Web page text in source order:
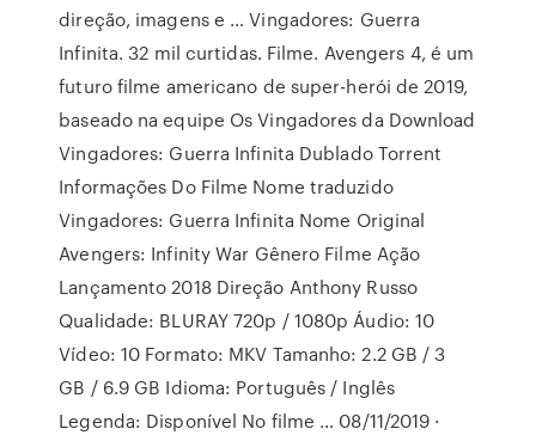
direção, imagens e … Vingadores: Guerra
Infinita. 32 mil curtidas. Filme. Avengers 4, é um
futuro filme americano de super-herói de 2019,
baseado na equipe Os Vingadores da Download
Vingadores: Guerra Infinita Dublado Torrent
Informações Do Filme Nome traduzido
Vingadores: Guerra Infinita Nome Original
Avengers: Infinity War Gênero Filme Ação
Lançamento 2018 Direção Anthony Russo
Qualidade: BLURAY 720p / 1080p Áudio: 10
Vídeo: 10 Formato: MKV Tamanho: 2.2 GB / 3
GB / 6.9 GB Idioma: Português / Inglês
Legenda: Disponível No filme … 08/11/2019 ·